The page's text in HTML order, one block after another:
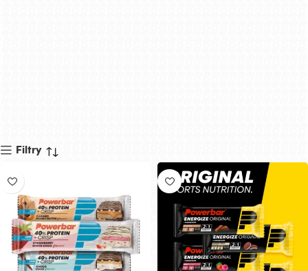
Filtry